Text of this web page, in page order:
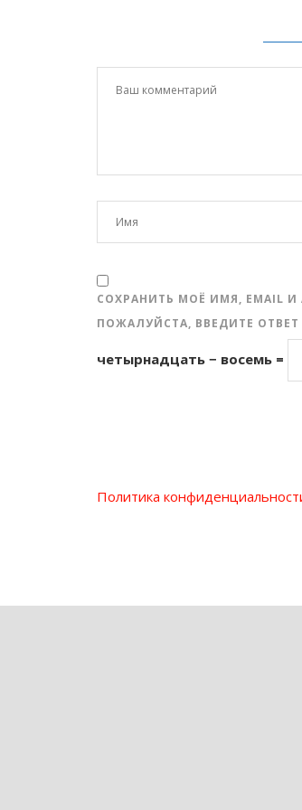
СОХРАНИТЬ МОЁ ИМЯ, EMAIL
ПОЖАЛУЙСТА, ВВЕДИТЕ
четырнадцать − восемь =
Политика